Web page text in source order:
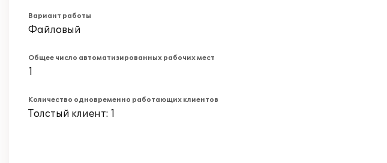
Вариант работы
Файловый
Общее число автоматизированных рабочих мест
1
Количество одновременно работающих клиентов
Толстый клиент: 1